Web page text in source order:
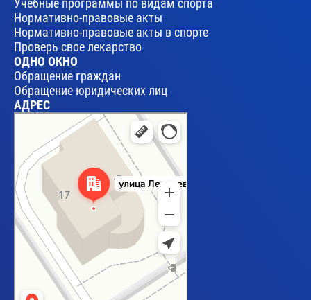
Нормативно-правовые акты
Нормативно-правовые акты в спорте
Проверь свое лекарство
ОДНО ОКНО
Обращение граждан
Обращение юридических лиц
АДРЕС
Брест
Улица Леваневского, 17 — Яндекс Карты